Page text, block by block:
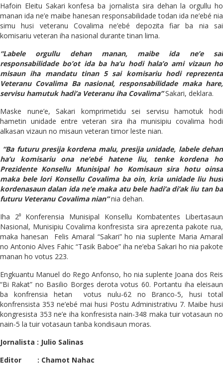
Hafoin Eleitu Sakari konfesa ba jornalista sira dehan la orgullu ho
manan ida ne’e maibe hanesan responsabilidade todan ida ne’ebé nia
simu husi veteranu Covalima ne’ebé depozita fiar ba nia sai
komisariu veteran iha nasional durante tinan lima.
“Labele orgullu dehan manan, maibe ida ne’e sai
responsabilidade bo’ot ida ba ha’u hodi hala’o ami vizaun ho
misaun iha mandatu tinan 5 sai komisariu hodi reprezenta
Veteranu Covalima Ba nasional, responsabilidade maka hare,
servisu hamutuk hadi’a Veteranu iha Covalima”Sakari, deklara.
Maske nune’e, Sakari komprimetidu sei servisu hamotuk hodi
hametin unidade entre veteran sira iha munisipiu covalima hodi
alkasan vizaun no misaun veteran timor leste nian.
“Ba futuru presija kordena malu, presija unidade, labele dehan
ha’u komisariu ona ne’ebé hatene liu, tenke kordena ho
Prezidente Konsellu Munisipal ho Komisaun sira hotu oinsa
maka bele lori Konsellu Covalima ba oin, kria unidade liu husi
kordenasaun dalan ida ne’e maka atu bele hadi’a di’ak liu tan ba
futuru Veteranu Covalima nian”nia dehan.
Iha 2⁰ Konferensia Munisipal Konsellu Kombatentes Libertasaun
Nasional, Munisipiu Covalima konfresista sira aprezenta pakote rua,
maka hanesan Felis Amaral “Sakari” ho nia suplente Maria Amaral
no Antonio Alves Fahic “Tasik Baboe” iha ne’eba Sakari ho nia pakote
manan ho votus 223.
Engkuantu Manuel do Rego Anfonso, ho nia suplente Joana dos Reis
“Bi Rakat” no Basilio Borges derota votus 60. Portantu iha eleisaun
ba konfrensia hetan votus nulu-62 no Branco-5, husi total
konfrensista 353 ne’ebé mai husi Postu Administrativu 7. Maibe husi
kongresista 353 ne’e iha konfresista nain-348 maka tuir votasaun no
nain-5 la tuir votasaun tanba kondisaun moras.
Jornalista : Julio Salinas
Editor : Chamot Nahac